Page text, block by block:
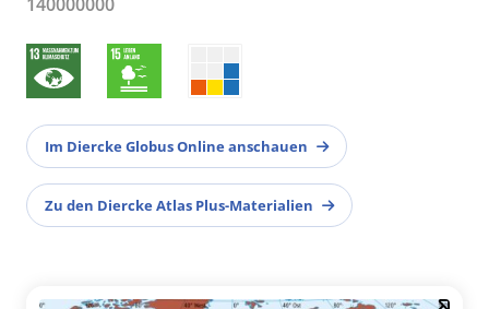
Im Diercke Globus Online anschauen
Zu den Diercke Atlas Plus-Materialien